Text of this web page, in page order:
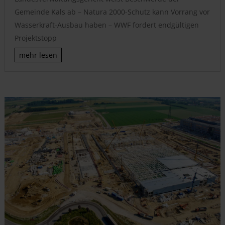
Gemeinde Kals ab – Natura 2000-Schutz kann Vorrang vor
Wasserkraft-Ausbau haben – WWF fordert endgültigen
Projektstopp
mehr lesen